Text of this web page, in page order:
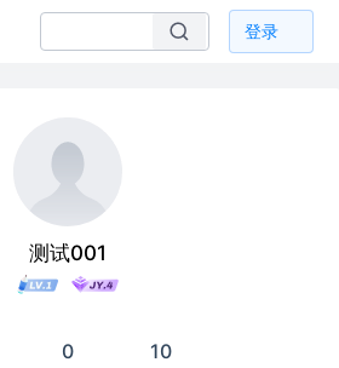
登录
测试001
0 10